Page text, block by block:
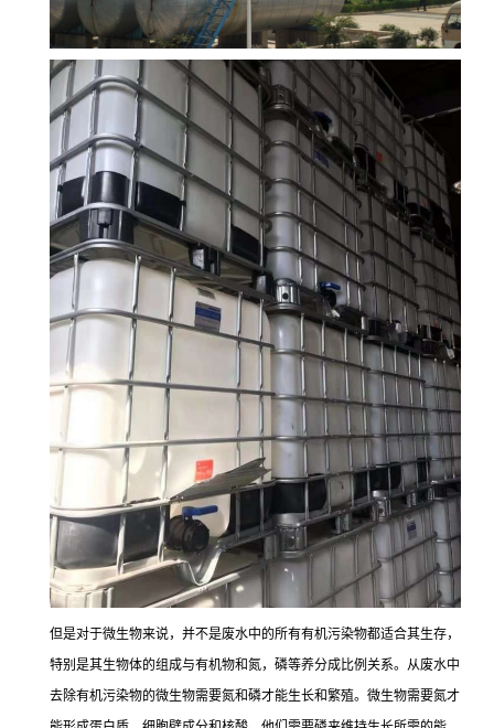
但是对于微生物来说，并不是废水中的所有有机污染物都适合其生存，
特别是其生物体的组成与有机物和氮，磷等养分成比例关系。从废水中
去除有机污染物的微生物需要氮和磷才能生长和繁殖。微生物需要氮才